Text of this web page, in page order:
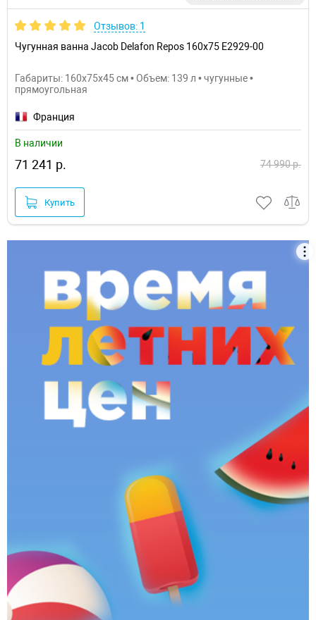
Отзывов: 1
Чугунная ванна Jacob Delafon Repos 160x75 E2929-00
Габариты: 160x75x45 см • Объем: 139 л • чугунные •
прямоугольная
Франция
В наличии
71 241 р. 74 990 р.
Купить